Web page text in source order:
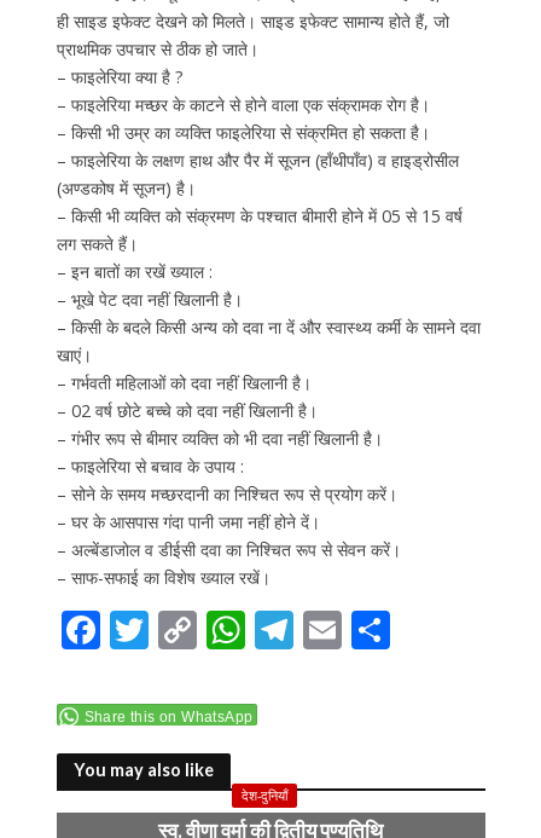
ही साइड इफेक्ट देखने को मिलते। साइड इफेक्ट सामान्य होते हैं, जो
प्राथमिक उपचार से ठीक हो जाते।
– फाइलेरिया क्या है ?
– फाइलेरिया मच्छर के काटने से होने वाला एक संक्रामक रोग है।
– किसी भी उम्र का व्यक्ति फाइलेरिया से संक्रमित हो सकता है।
– फाइलेरिया के लक्षण हाथ और पैर में सूजन (हाँथीपाँव) व हाइड्रोसील
(अण्डकोष में सूजन) है।
– किसी भी व्यक्ति को संक्रमण के पश्चात बीमारी होने में 05 से 15 वर्ष
लग सकते हैं।
– इन बातों का रखें ख्याल :
– भूखे पेट दवा नहीं खिलानी है।
– किसी के बदले किसी अन्य को दवा ना दें और स्वास्थ्य कर्मी के सामने दवा
खाएं।
– गर्भवती महिलाओं को दवा नहीं खिलानी है।
– 02 वर्ष छोटे बच्चे को दवा नहीं खिलानी है।
– गंभीर रूप से बीमार व्यक्ति को भी दवा नहीं खिलानी है।
– फाइलेरिया से बचाव के उपाय :
– सोने के समय मच्छरदानी का निश्चित रूप से प्रयोग करें।
– घर के आसपास गंदा पानी जमा नहीं होने दें।
– अल्बेंडाजोल व डीईसी दवा का निश्चित रूप से सेवन करें।
– साफ-सफाई का विशेष ख्याल रखें।
F
ac
e
b
o
o
T
w
itt
er
C
o
p
y
Li
n
W
h
at
A
p
T
el
a
m
E
m
S
Share this on WhatsApp
You may also like
देश-दुनियाँ
स्व. वीणा वर्मा की द्वितीय पुण्यतिथि